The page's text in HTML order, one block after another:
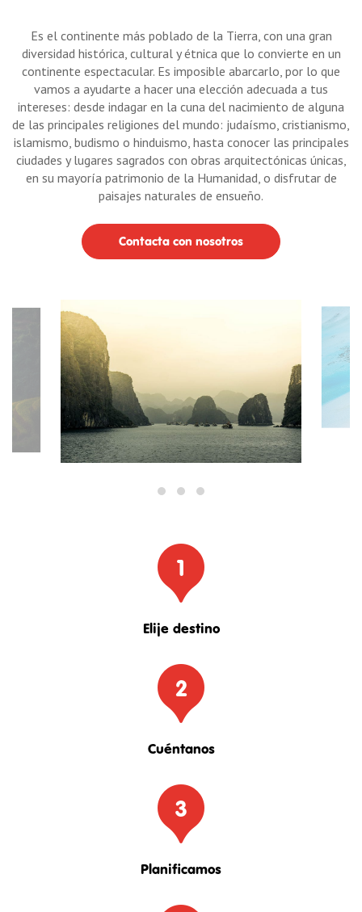
Es el continente más poblado de la Tierra, con una gran
diversidad histórica, cultural y étnica que lo convierte en un
continente espectacular. Es imposible abarcarlo, por lo que
vamos a ayudarte a hacer una elección adecuada a tus
intereses: desde indagar en la cuna del nacimiento de alguna
de las principales religiones del mundo: judaísmo, cristianismo,
islamismo, budismo o hinduismo, hasta conocer las principales
ciudades y lugares sagrados con obras arquitectónicas únicas,
en su mayoría patrimonio de la Humanidad, o disfrutar de
paisajes naturales de ensueño.
Contacta con nosotros
1
Elije destino
2
Cuéntanos
3
Planificamos